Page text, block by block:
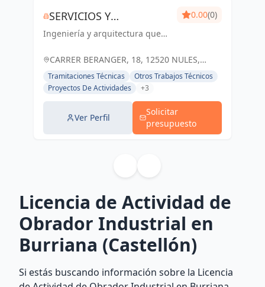
SERVICIOS Y
PROYECTOS DE
INGENIERÍA
Ingeniería y arquitectura que
Proyectos de Ingeniería:
Castellón y Nules.
0.00(0)
CARRER BERANGER, 18, 12520 NULES,
ESPAÑA, España
Tramitaciones Técnicas
Otros Trabajos Técnicos
Proyectos De Actividades
+3
Ver Perfil
Solicitar
presupuesto
Licencia de Actividad de
Obrador Industrial en
Burriana (Castellón)
Si estás buscando información sobre la Licencia